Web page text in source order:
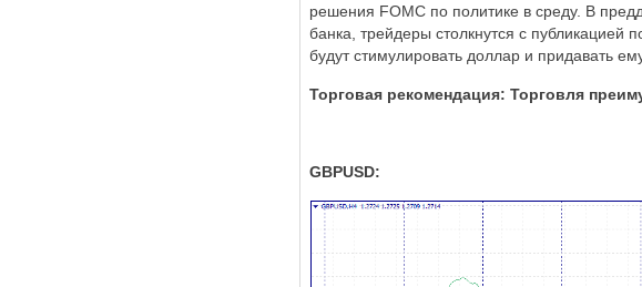
решения FOMC по политике в среду. В
банка, трейдеры столкнутся с
будут стимулировать доллар и придавать
Торговая рекомендация: Торговля
GBPUSD: